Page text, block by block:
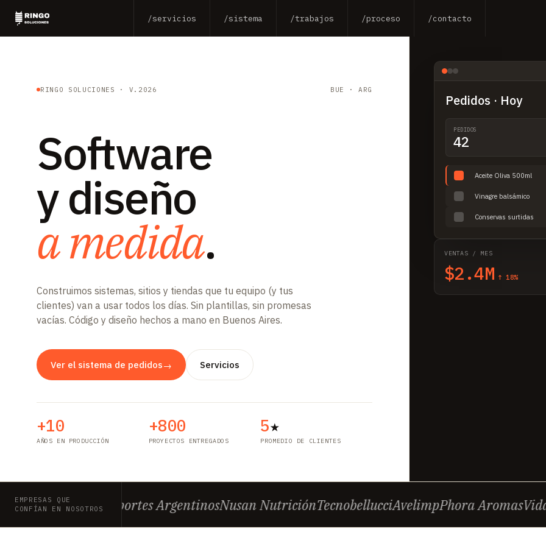
/servicios /sistema /trabajos /proceso /contacto
RINGO SOLUCIONES · V.2026 BUE · ARG
Software
y diseño
a medida.
Construimos sistemas, sitios y tiendas que tu equipo (y tus
clientes) van a usar todos los días. Sin plantillas, sin promesas
vacías. Código y diseño hechos a mano en Buenos Aires.
Ver el sistema de pedidos→ Servicios
+10
AÑOS EN PRODUCCIÓN
+800
PROYECTOS ENTREGADOS
5★
PROMEDIO DE CLIENTES
Pedidos · Hoy
PEDIDOS
42
Aceite Oliva 500ml
Vinagre balsámico
Conservas surtidas
VENTAS / MES
$2.4M ↑ 18%
EMPRESAS QUE
CONFÍAN EN NOSOTROS
SercofinTransportes ArgentinosNusan NutriciónTecnobellucciAvelimpPhora AromasVidah